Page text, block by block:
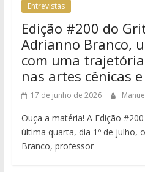
Entrevistas
Edição #200 do
Adrianno Branco,
com uma
nas artes cênicas
17 de junho de 2026
Ouça a matéria! A Edição
última quarta, dia 1º de julho,
Branco, professor